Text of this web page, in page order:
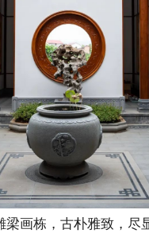
梁画栋，古朴雅致，尽